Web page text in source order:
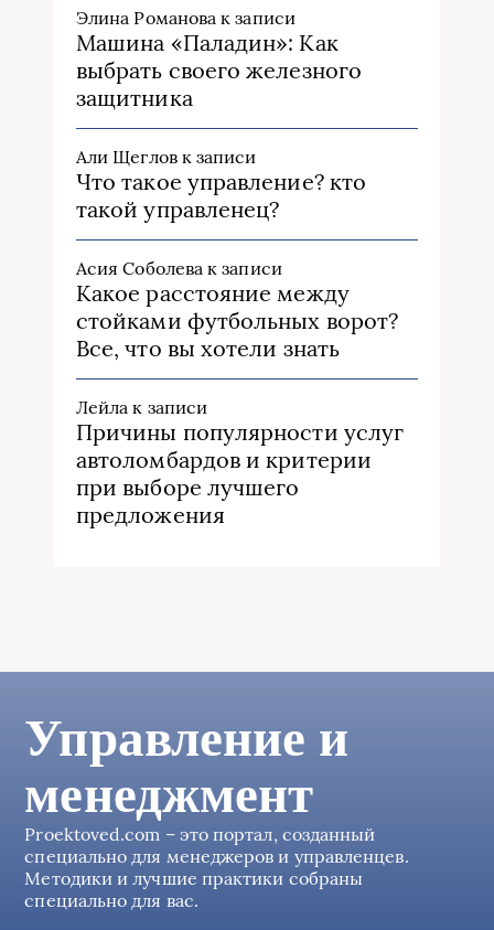
Элина Романова к записи
Машина «Паладин»: Как
выбрать своего железного
защитника
Али Щегловк записи
Что такое управление? кто
такой управленец?
Асия Соболева к записи
Какое расстояние между
стойками футбольных ворот?
Все, что вы хотели знать
Лейла к записи
Причины популярности услуг
автоломбардов и критерии
при выборе лучшего
предложения
Управление и
менеджмент
Proektoved.com – это портал, созданный
специально для менеджеров и управленцев.
Методики и лучшие практики собраны
специально для вас.